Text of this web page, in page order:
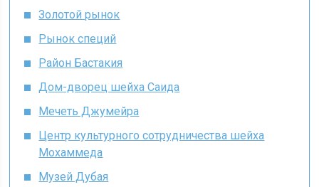
Золотой рынок
Рынок специй
Район Бастакия
Дом-дворец шейха Саида
Мечеть Джумейра
Центр культурного сотрудничества шейха
Мохаммеда
Музей Дубая